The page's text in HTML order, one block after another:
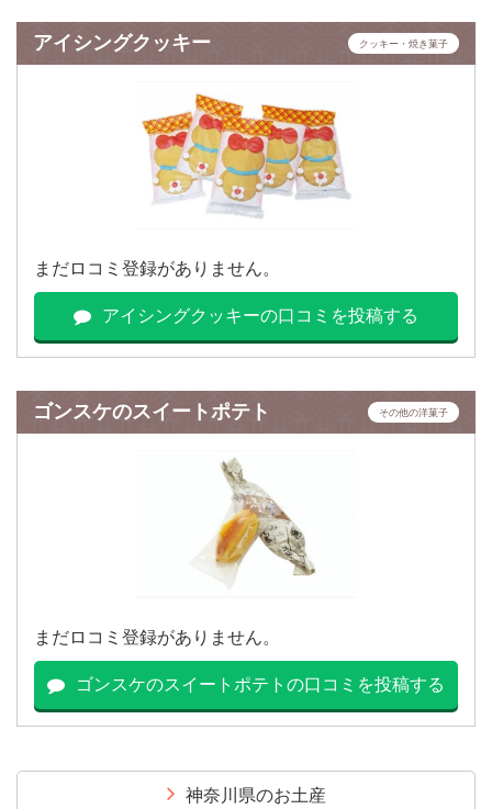
アイシングクッキー クッキー・焼き菓子
まだロコミ登録がありません。
アイシングクッキーの口コミを投稿する
ゴンスケのスイートポテト その他の洋菓子
まだロコミ登録がありません。
ゴンスケのスイートポテトの口コミを投稿する
神奈川県のお土産